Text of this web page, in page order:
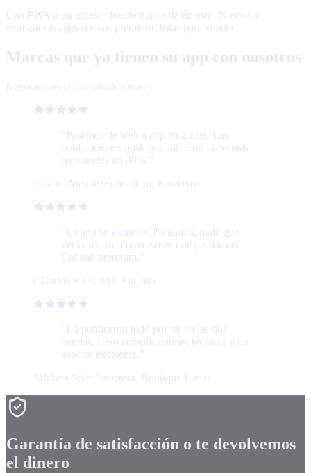
Una PWA o un acceso directo nunca darán esto. Nosotros
entregamos apps nativas premium, listas para vender.
Marcas que ya tienen su app con nosotros
Negocios reales, resultados reales.
“ Pasamos de web a app en 2 días. Las
notificaciones push nos subieron las ventas
recurrentes un 30%.
”
L Laura MéndezFundadora, EcoRivo
“ La app se siente 100% nativa, nada que
ver con otros conversores que probamos.
Calidad premium. ”
C Carlos RuizCEO, FitClub
“ Lo publicaron todo por mí en las dos
tiendas. Cero complicaciones técnicas y un
soporte excelente. ”
M Marta Soler Directora, Boutique Lunar
Garantía de satisfacción o te devolvemos
el dinero